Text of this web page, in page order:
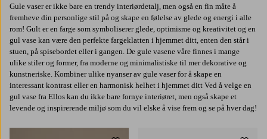
Gule vaser er ikke bare en trendy interiørdetalj, men også en fin måte å
fremheve din personlige stil på og skape en følelse av glede og energi i alle
rom! Gult er en farge som symboliserer glede, optimisme og kreativitet og en
gul vase kan være den perfekte fargeklatten i hjemmet ditt, enten den står i
stuen, på spisebordet eller i gangen. De gule vasene våre finnes i mange
ulike stiler og former, fra moderne og minimalistiske til mer dekorative og
kunstneriske. Kombiner ulike nyanser av gule vaser for å skape en
interessant kontrast eller en harmonisk helhet i hjemmet ditt Ved å velge en
gul vase fra Ellos kan du ikke bare fornye interiøret, men også skape et
levende og inspirerende miljø som du vil elske å vise frem og se på hver dag!